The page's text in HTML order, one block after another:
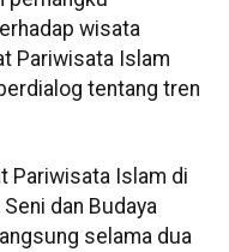
wisata
Pariwisata Islam
tentang tren
Pariwisata Islam di
dan Budaya
selama dua